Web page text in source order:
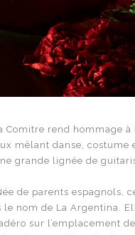
Comitre rend hommage
mêlant danse,
grande lignée de
de parents espagnols,
nom de La Argentina.
sur l’emplacement